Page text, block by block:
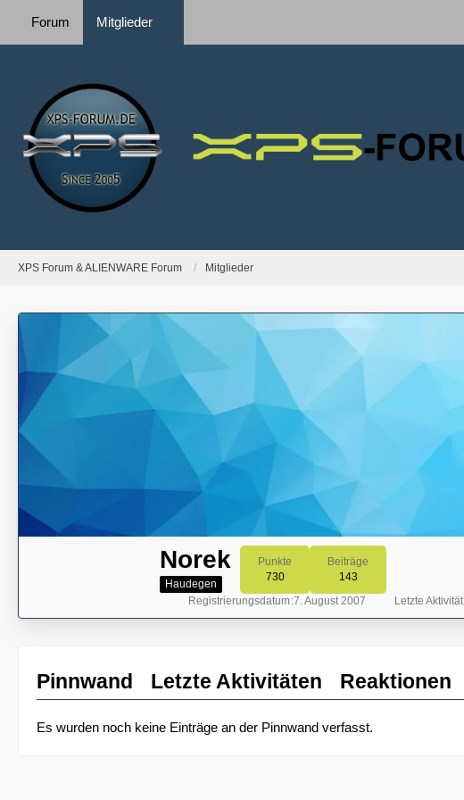
Forum Mitglieder
XPS Forum & ALIENWARE Forum Mitglieder
Norek
Haudegen
Punkte
730
Beiträge
143
Registrierungsdatum 7. August 2007 Letzte Aktivität
Pinnwand Letzte Aktivitäten Reaktionen
Es wurden noch keine Einträge an der Pinnwand verfasst.